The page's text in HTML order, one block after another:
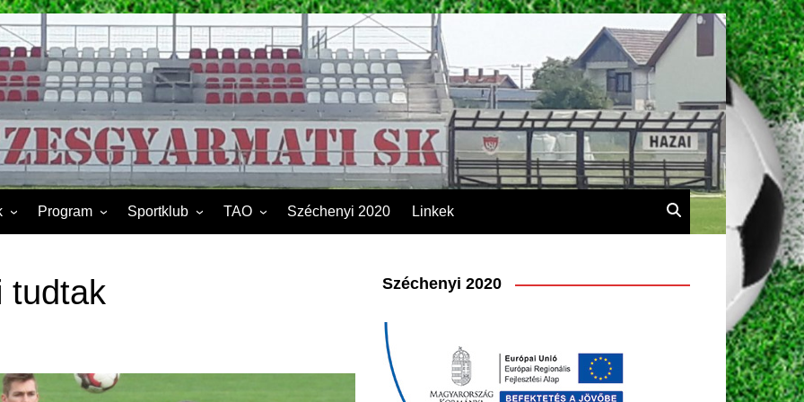
Program Sportklub TAO Széchenyi 2020 Linkek
tudtak Széchenyi 2020